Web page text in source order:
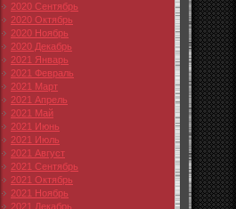
2020 Сентябрь
2020 Октябрь
2020 Ноябрь
2020 Декабрь
2021 Январь
2021 Февраль
2021 Март
2021 Апрель
2021 Май
2021 Июнь
2021 Июль
2021 Август
2021 Сентябрь
2021 Октябрь
2021 Ноябрь
2021 Декабрь